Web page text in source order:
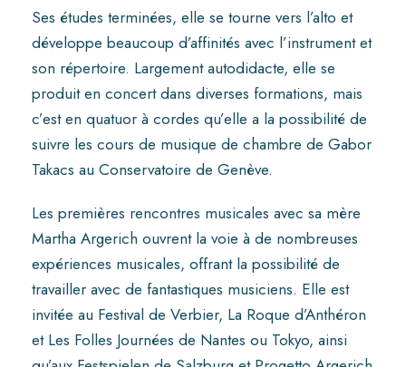
Ses études terminées, elle se tourne vers l’alto et
développe beaucoup d’affinités avec l’instrument et
son répertoire. Largement autodidacte, elle se
produit en concert dans diverses formations, mais
c’est en quatuor à cordes qu’elle a la possibilité de
suivre les cours de musique de chambre de Gabor
Takacs au Conservatoire de Genève.
Les premières rencontres musicales avec sa mère
Martha Argerich ouvrent la voie à de nombreuses
expériences musicales, offrant la possibilité de
travailler avec de fantastiques musiciens. Elle est
invitée au Festival de Verbier, La Roque d’Anthéron
et Les Folles Journées de Nantes ou Tokyo, ainsi